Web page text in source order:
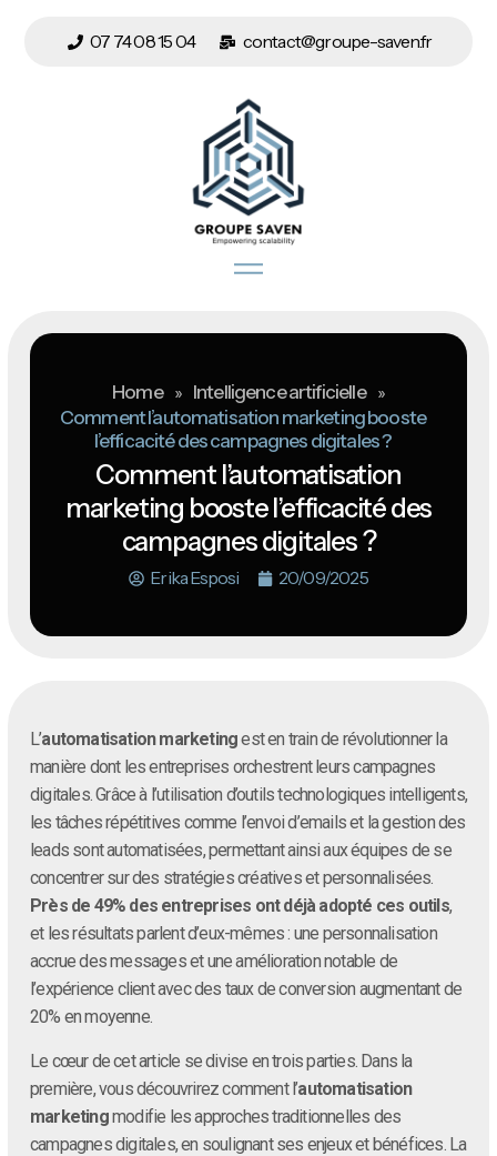
07 74 08 15 04 contact@groupe-saven.fr
Home » Intelligence artificielle »
Comment l’automatisation marketing booste
l’efficacité des campagnes digitales ?
Comment l’automatisation
marketing booste l’efficacité des
campagnes digitales ?
Erika Esposi 20/09/2025
L’automatisation marketingest en train de révolutionner la
manière dont les entreprises orchestrent leurs campagnes
digitales. Grâce à l’utilisation d’outils technologiques intelligents,
les tâches répétitives comme l’envoi d’emails et la gestion des
leads sont automatisées, permettant ainsi aux équipes de se
concentrer sur des stratégies créatives et personnalisées.
Près de 49% des entreprises ont déjà adopté ces outils,
et les résultats parlent d’eux-mêmes : une personnalisation
accrue des messages et une amélioration notable de
l’expérience client avec des taux de conversion augmentant de
20% en moyenne.
Le cœur de cet article se divise en trois parties. Dans la
première, vous découvrirez comment l’automatisation
marketingmodifie les approches traditionnelles des
campagnes digitales, en soulignant ses enjeux et bénéfices. La